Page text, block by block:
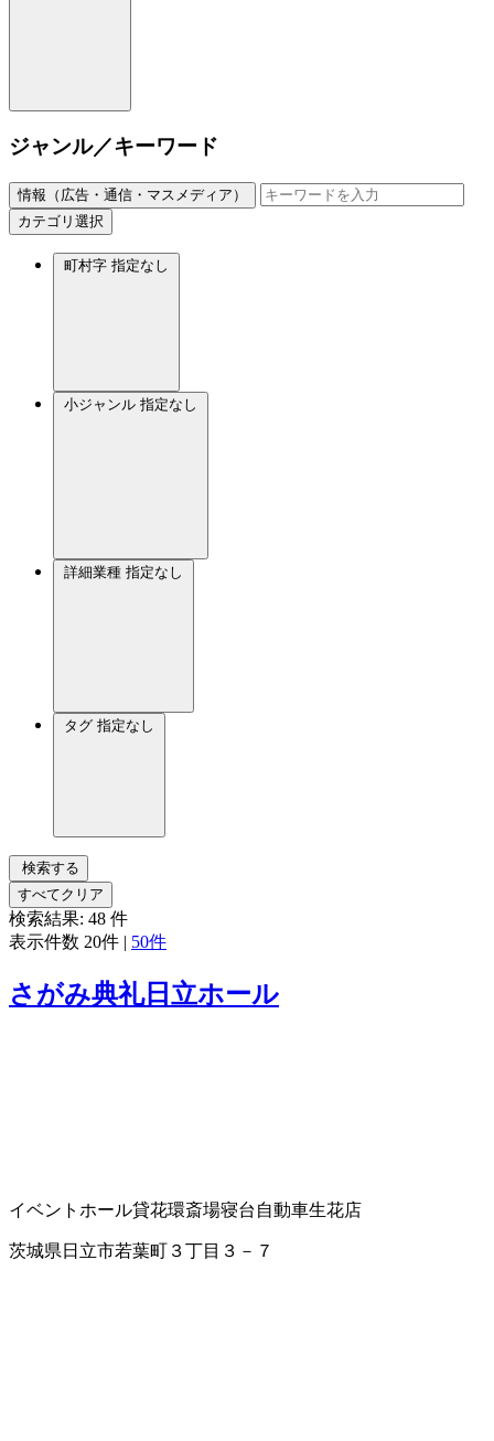
ジャンル／キーワード
情報（広告・通信・マスメディア）
カテゴリ選択
町村字 指定なし
小ジャンル 指定なし
詳細業種 指定なし
タグ 指定なし
検索する
すべてクリア
検索結果: 48 件
表示件数 20件 | 50件
さがみ典礼日立ホール
イベントホール貸花環斎場寝台自動車生花店
茨城県日立市若葉町３丁目３－７